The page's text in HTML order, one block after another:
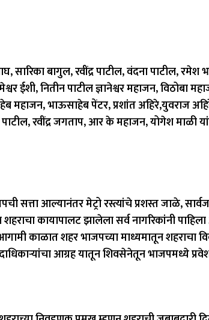
सारिका बागुल, रवींद्र पाटील, वंदना पाटील,
ईशी, नितीन पाटील ज्ञानेश्वर महाजन, विठोबा
महाजन, भाऊसाहेब पेंटर, प्रशांत अहिरे,युवराज
पाटील, रवींद्र जगताप, आर के महाजन, योगेश माळी
सत्ता आल्यानंतर मेट्रो रस्त्यांचे प्रशस्त जाळे,
कायापालट झालेला सर्व नागरिकांनी
काळात शहर भाजपच्या माध्यमातून शहराचा
आग्रह यातून शिवसेनेतून भाजपमध्ये